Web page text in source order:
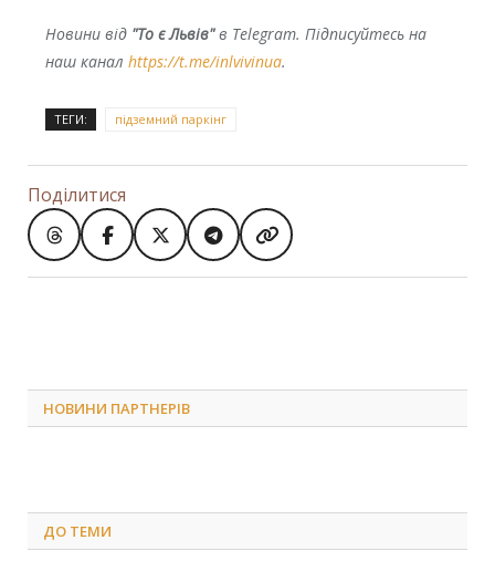
Новини від "То є Львів"в Telegram. Підписуйтесь на
наш канал https://t.me/inlvivinua.
ТЕГИ: підземний паркінг
Поділитися
НОВИНИ ПАРТНЕРІВ
ДО ТЕМИ